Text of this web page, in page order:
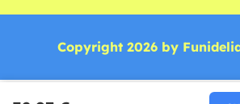
Copyright 2026 by